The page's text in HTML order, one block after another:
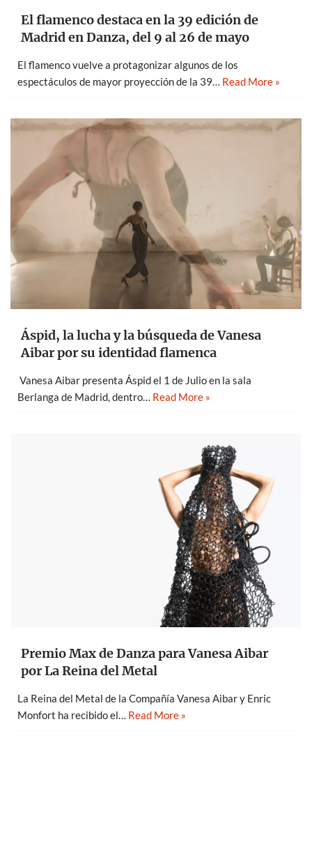
El flamenco destaca en la 39 edición de
Madrid en Danza, del 9 al 26 de mayo
El flamenco vuelve a protagonizar algunos de los
espectáculos de mayor proyección de la 39… Read More »
Áspid, la lucha y la búsqueda de Vanesa
Aibar por su identidad flamenca
Vanesa Aibar presenta Áspid el 1 de Julio en la sala
Berlanga de Madrid, dentro… Read More »
Premio Max de Danza para Vanesa Aibar
por La Reina del Metal
La Reina del Metal de la Compañía Vanesa Aibar y Enric
Monfort ha recibido el… Read More »